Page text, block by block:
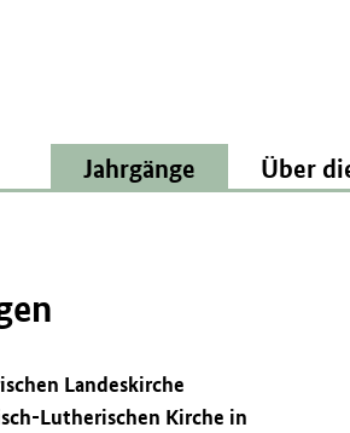
Jahrgänge Über
Landeskirche
Lutherischen Kirche in